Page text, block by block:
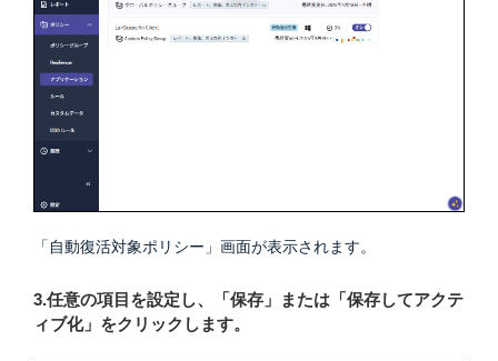
「自動復活対象ポリシー」画面が表示されます。
3.任意の項目を設定し、「保存」または「保存してアクテ
ィブ化」をクリックします。